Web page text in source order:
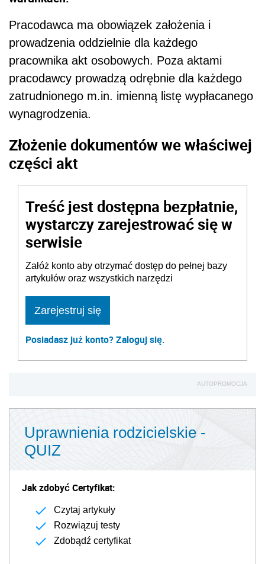
Pracodawca ma obowiązek założenia i
prowadzenia oddzielnie dla każdego
pracownika akt osobowych. Poza aktami
pracodawcy prowadzą odrębnie dla każdego
zatrudnionego m.in. imienną listę wypłacanego
wynagrodzenia.
Złożenie dokumentów we właściwej
części akt
Treść jest dostępna bezpłatnie,
wystarczy zarejestrować się w
serwisie
Załóż konto aby otrzymać dostęp do pełnej bazy
artykułów oraz wszystkich narzędzi
Zarejestruj się
Posiadasz już konto? Zaloguj się.
AUTOPROMOCJA
Uprawnienia rodzicielskie -
QUIZ
Jak zdobyć Certyfikat:
Czytaj artykuły
Rozwiązuj testy
Zdobądź certyfikat